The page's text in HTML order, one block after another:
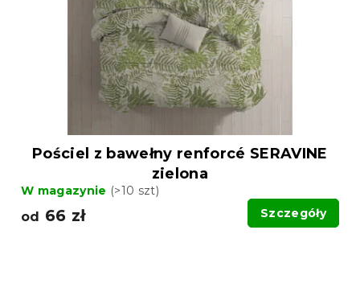
Pościel z bawełny renforcé SERAVINE
zielona
W magazynie (>10 szt)
od 66 zł Szczegóły